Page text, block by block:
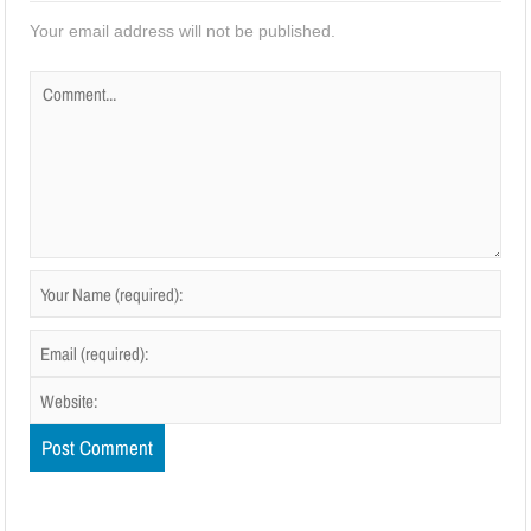
	</bean>
	<bean id="jobConsumerStop"
	</bean>
	<bean id="cronConsumerStop"
class="org.springframework.scheduling.quartz.C
ronTriggerBean">
ref="jobConsumerStop" />
name="cronExpression" value="15 49 19 * * ?"
Your email address will not be published.